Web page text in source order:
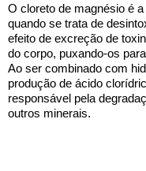
O cloreto de magnésio é
quando se trata de
efeito de excreção de
do corpo, puxando-os
Ao ser combinado com
produção de ácido
responsável pela
outros minerais.